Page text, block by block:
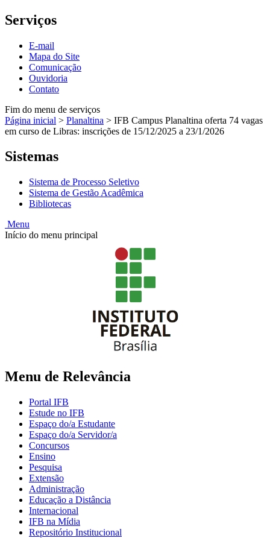
Serviços
E-mail
Mapa do Site
Comunicação
Ouvidoria
Contato
Fim do menu de serviços
Página inicial > Planaltina > IFB Campus Planaltina oferta 74 vagas
em curso de Libras: inscrições de 15/12/2025 a 23/1/2026
Sistemas
Sistema de Processo Seletivo
Sistema de Gestão Acadêmica
Bibliotecas
Menu
Início do menu principal
Menu de Relevância
Portal IFB
Estude no IFB
Espaço do/a Estudante
Espaço do/a Servidor/a
Concursos
Ensino
Pesquisa
Extensão
Administração
Educação a Distância
Internacional
IFB na Mídia
Repositório Institucional